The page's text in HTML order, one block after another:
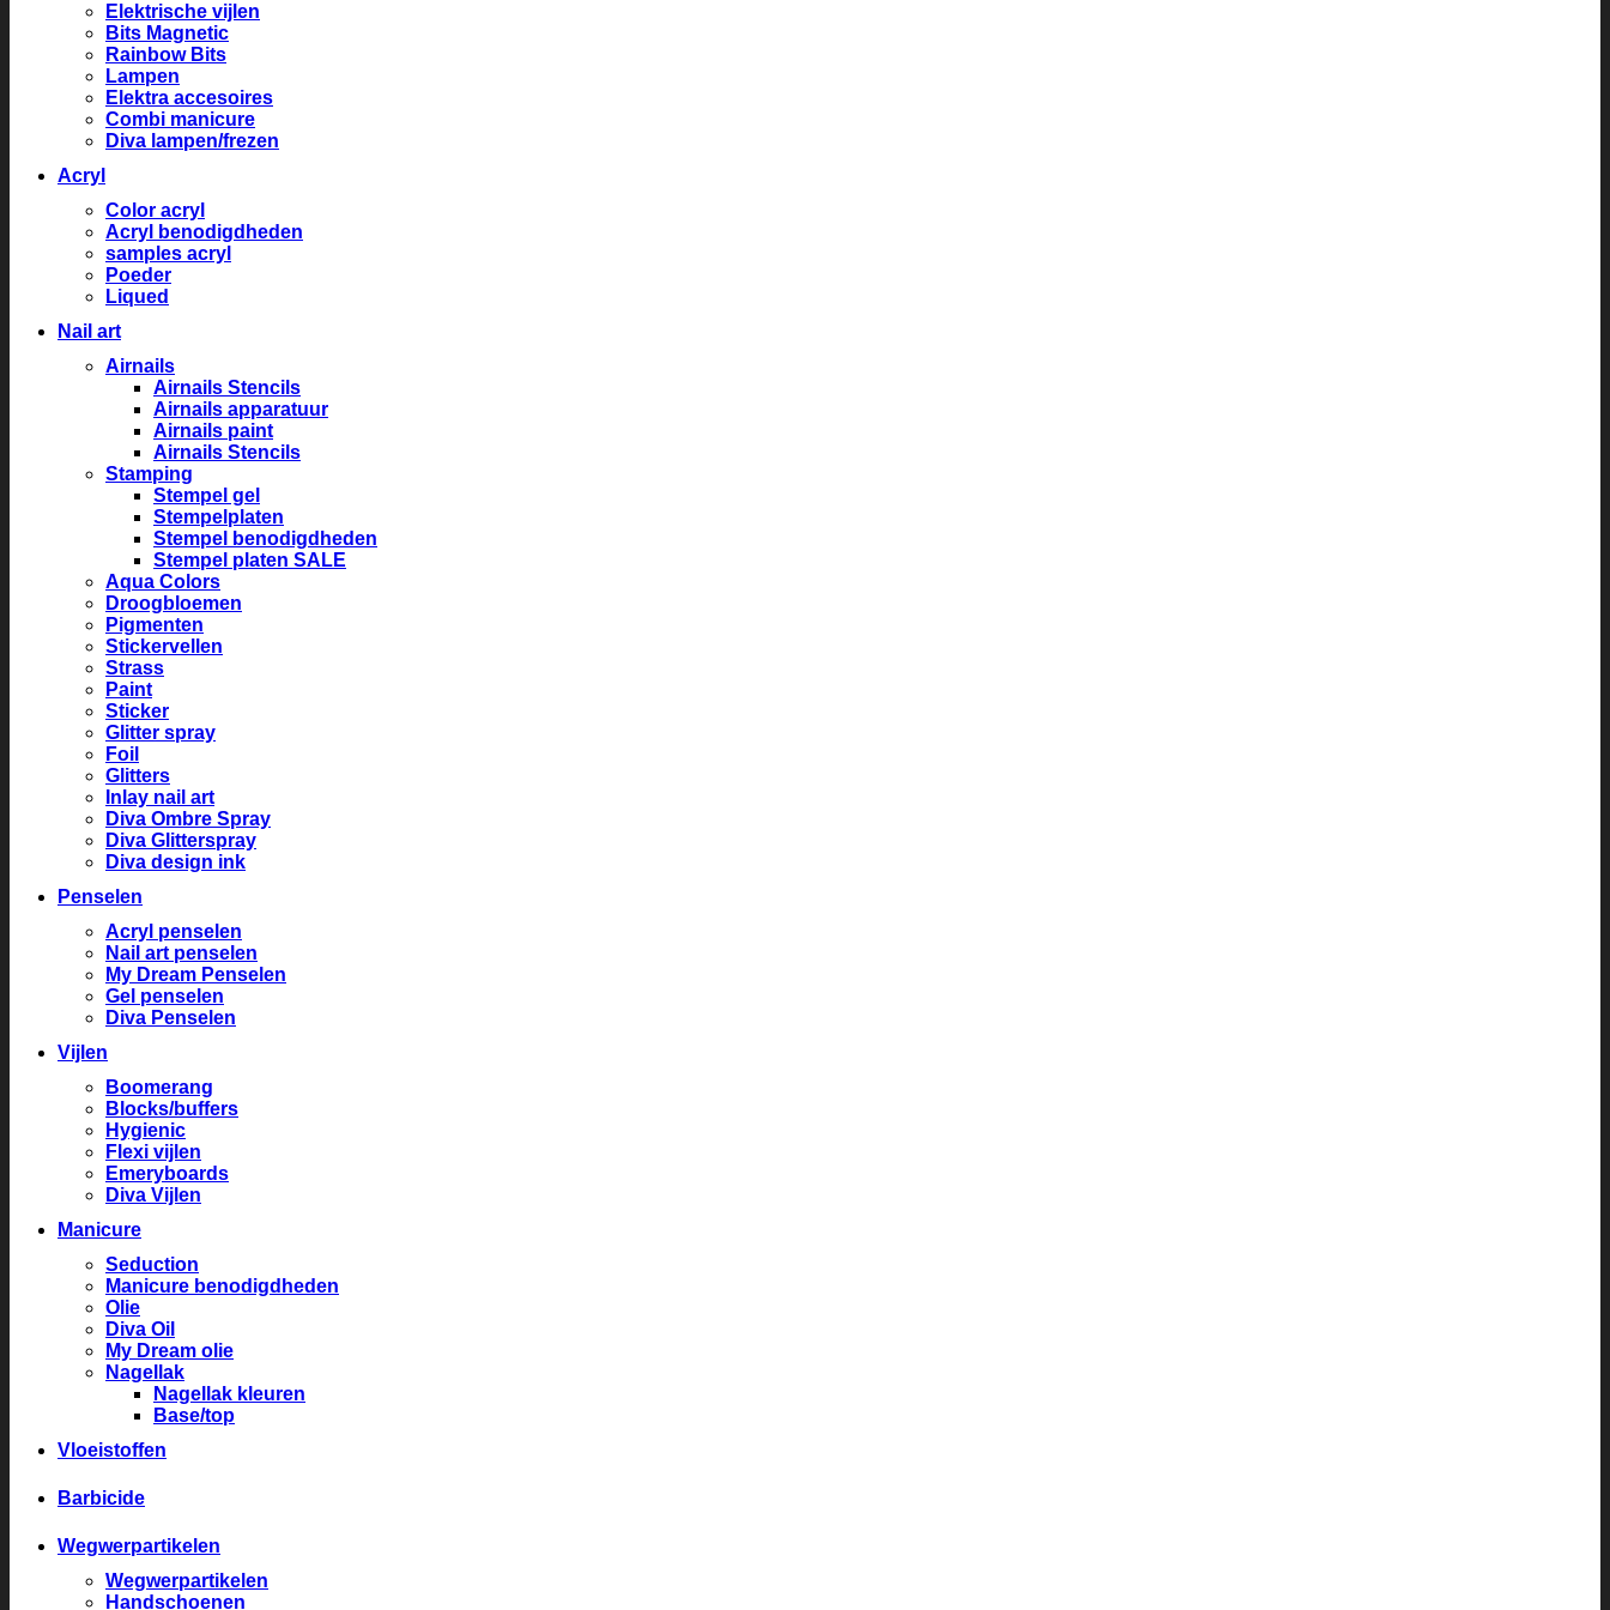
Elektrische vijlen
Bits Magnetic
Rainbow Bits
Lampen
Elektra accesoires
Combi manicure
Diva lampen/frezen
Acryl
Color acryl
Acryl benodigdheden
samples acryl
Poeder
Liqued
Nail art
Airnails
Airnails Stencils
Airnails apparatuur
Airnails paint
Airnails Stencils
Stamping
Stempel gel
Stempelplaten
Stempel benodigdheden
Stempel platen SALE
Aqua Colors
Droogbloemen
Pigmenten
Stickervellen
Strass
Paint
Sticker
Glitter spray
Foil
Glitters
Inlay nail art
Diva Ombre Spray
Diva Glitterspray
Diva design ink
Penselen
Acryl penselen
Nail art penselen
My Dream Penselen
Gel penselen
Diva Penselen
Vijlen
Boomerang
Blocks/buffers
Hygienic
Flexi vijlen
Emeryboards
Diva Vijlen
Manicure
Seduction
Manicure benodigdheden
Olie
Diva Oil
My Dream olie
Nagellak
Nagellak kleuren
Base/top
Vloeistoffen
Barbicide
Wegwerpartikelen
Wegwerpartikelen
Handschoenen